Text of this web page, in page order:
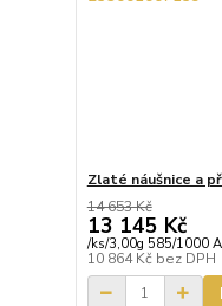
Zlaté náušnice a
14 653 Kč
13 145 Kč
/ks/3,00g 585/1000
10 864 Kč bez DPH